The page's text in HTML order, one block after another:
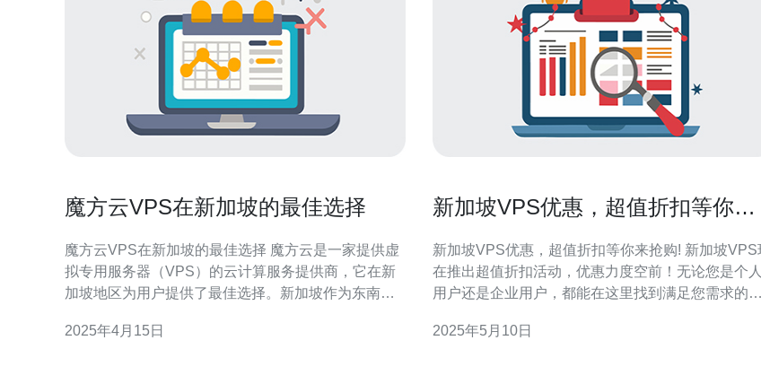
魔方云VPS在新加坡的最佳选择
魔方云VPS在新加坡的最佳选择 魔方云是一家提供虚
拟专用服务器（VPS）的云计算服务提供商，它在新
加坡地区为用户提供了最佳选择。新加坡作为东南亚
供应，为用户提供了优质的云计算环境。 魔方云在新
2025年4月15日
新加坡VPS优惠，超值折扣等你来
新加坡VPS优惠，超值折扣等你来抢购! 新加坡VPS现
在推出超值折扣活动，优惠力度空前！无论您是个人
用户还是企业用户，都能在这里找到满足您需求的
使用VPS过程中遇到问题能够及时解决。同时，我们
2025年5月10日